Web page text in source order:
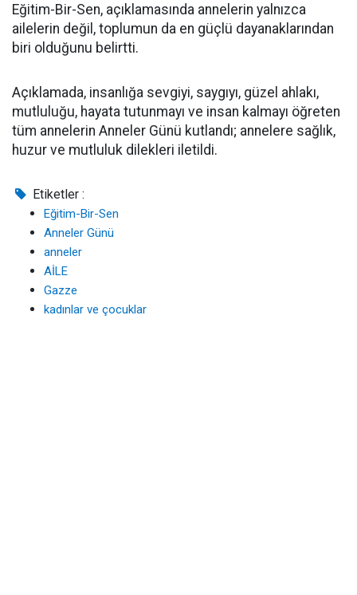
Eğitim-Bir-Sen, açıklamasında annelerin yalnızca
ailelerin değil, toplumun da en güçlü dayanaklarından
biri olduğunu belirtti.
Açıklamada, insanlığa sevgiyi, saygıyı, güzel ahlakı,
mutluluğu, hayata tutunmayı ve insan kalmayı öğreten
tüm annelerin Anneler Günü kutlandı; annelere sağlık,
huzur ve mutluluk dilekleri iletildi.
Etiketler :
Eğitim-Bir-Sen
Anneler Günü
anneler
AİLE
Gazze
kadınlar ve çocuklar